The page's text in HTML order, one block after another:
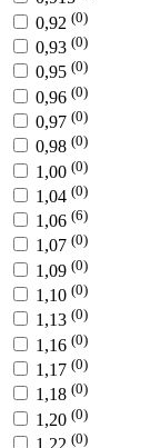
0,92 (0)
0,93 (0)
0,95 (0)
0,96 (0)
0,97 (0)
0,98 (0)
1,00 (0)
1,04 (0)
1,06 (6)
1,07 (0)
1,09 (0)
1,10 (0)
1,13 (0)
1,16 (0)
1,17 (0)
1,18 (0)
1,20 (0)
(0)